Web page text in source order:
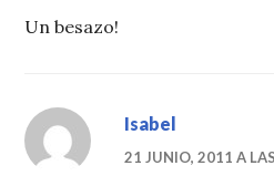
Un besazo!
Isabel
21 JUNIO, 2011 A